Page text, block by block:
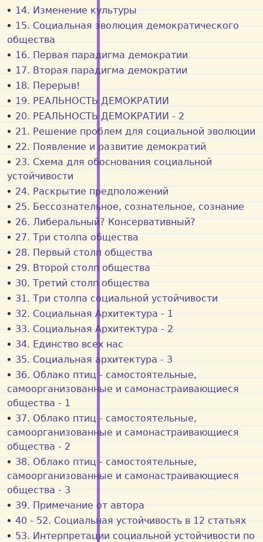
14. Изменение культуры
15. Социальная эволюция демократического
общества
16. Первая парадигма демократии
17. Вторая парадигма демократии
18. Перерыв!
19. РЕАЛЬНОСТЬ ДЕМОКРАТИИ
20. РЕАЛЬНОСТЬ ДЕМОКРАТИИ - 2
21. Решение проблем для социальной эволюции
22. Появление и развитие демократий
23. Схема для обоснования социальной
устойчивости
24. Раскрытие предположений
25. Бессознательное, сознательное, сознание
26. Либеральный? Консервативный?
27. Три столпа общества
28. Первый столп общества
29. Второй столп общества
30. Третий столп общества
31. Три столпа социальной устойчивости
32. Социальная Архитектура - 1
33. Социальная Архитектура - 2
34. Единство всех нас
35. Социальная архитектура - 3
36. Облако птиц - самостоятельные,
самоорганизованные и самонастраивающиеся
общества - 1
37. Облако птиц - самостоятельные,
самоорганизованные и самонастраивающиеся
общества - 2
38. Облако птиц - самостоятельные,
самоорганизованные и самонастраивающиеся
общества - 3
39. Примечание от автора
40 - 52. Социальная устойчивость в 12 статьях
53. Интерпретации социальной устойчивости по